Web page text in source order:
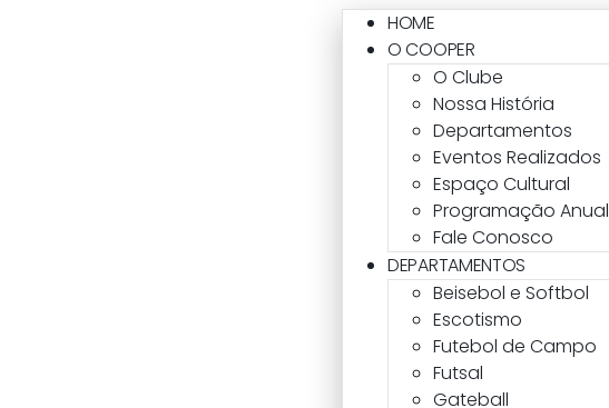
HOME
O COOPER
O Clube
Nossa História
Departamentos
Eventos Realizados
Espaço Cultural
Programação Anual
Fale Conosco
DEPARTAMENTOS
Beisebol e Softbol
Escotismo
Futebol de Campo
Futsal
Gateball